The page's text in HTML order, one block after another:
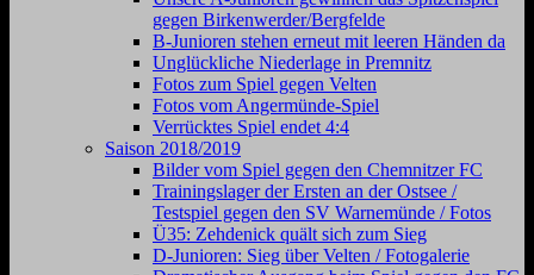
gegen Birkenwerder/Bergfelde
B-Junioren stehen erneut mit leeren Händen da
Unglückliche Niederlage in Premnitz
Fotos zum Spiel gegen Velten
Fotos vom Angermünde-Spiel
Verrücktes Spiel endet 4:4
Saison 2018/2019
Bilder vom Spiel gegen den Chemnitzer FC
Trainingslager der Ersten an der Ostsee /
Testspiel gegen den SV Warnemünde / Fotos
Ü35: Zehdenick quält sich zum Sieg
D-Junioren: Sieg über Velten / Fotogalerie